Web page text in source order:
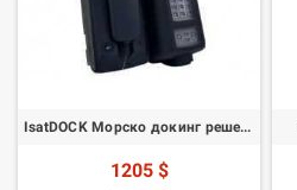
IsatDOCK Морско докинг решение
1205 $